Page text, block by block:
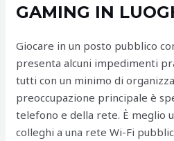
GAMING IN
Giocare in un posto pubblico
presenta alcuni impedimenti
tutti con un minimo di
preoccupazione principale è
telefono e della rete. È meglio
colleghi a una rete Wi-Fi